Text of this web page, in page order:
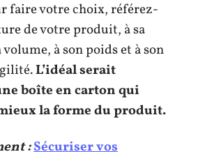
faire votre choix, référez-
de votre produit, à sa
à son poids et à son
L’idéal serait
boîte en carton qui
la forme du produit.
:Sécuriser vos